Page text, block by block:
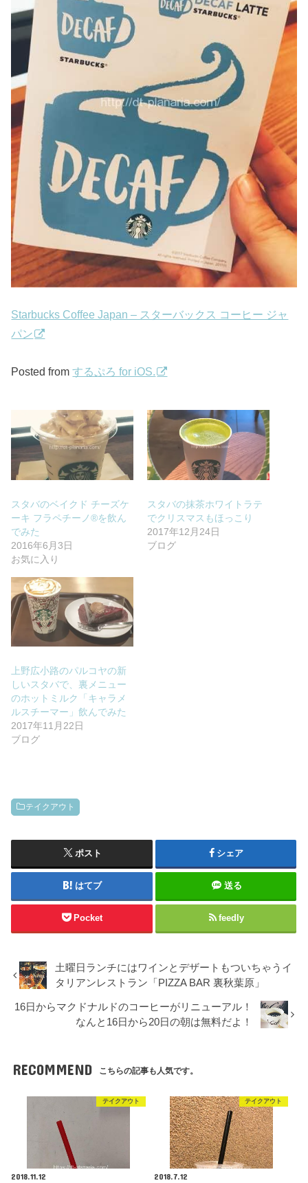
Starbucks Coffee Japan – スターバックス コーヒー ジャ
パン
Posted fromするぷろ for iOS.
スタバのベイクド チーズケ
ーキ フラペチーノ®を飲ん
でみた
2016年6月3日
お気に入り
スタバの抹茶ホワイトラテ
でクリスマスもほっこり
2017年12月24日
ブログ
上野広小路のパルコヤの新
しいスタバで、裏メニュー
のホットミルク「キャラメ
ルスチーマー」飲んでみた
2017年11月22日
ブログ
テイクアウト
ポスト シェア
はてブ 送る
Pocket feedly
土曜日ランチにはワインとデザートもついちゃうイ
タリアンレストラン「PIZZA BAR 裏秋葉原」
16日からマクドナルドのコーヒーがリニューアル！
なんと16日から20日の朝は無料だよ！
RECOMMEND こちらの記事も人気です。
テイクアウト
2018.11.12
テイクアウト
2018.7.12